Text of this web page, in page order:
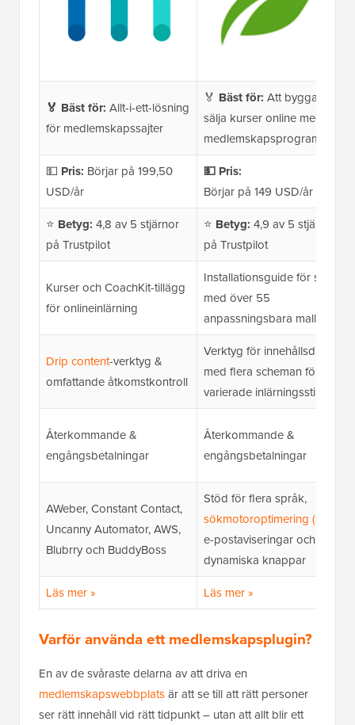
🏅 Bäst för: Allt-i-ett-lösning
för medlemskapssajter
🏅 Bäst för: Att bygga och
sälja kurser online med
medlemskapsprogram
💵 Pris: Börjar på 199,50
USD/år
💵 Pris:
Börjar på 149 USD/år
⭐ Betyg: 4,8 av 5 stjärnor
på Trustpilot
⭐ Betyg: 4,9 av 5 stjärnor
på Trustpilot
Kurser och CoachKit-tillägg
för onlineinlärning
Installationsguide för skolor
med över 55
anpassningsbara mallar
Drip content-verktyg &
omfattande åtkomstkontroll
Verktyg för innehållsdropp
med flera scheman för
varierade inlärningsstilar
Återkommande &
engångsbetalningar
Återkommande &
engångsbetalningar
AWeber, Constant Contact,
Uncanny Automator, AWS,
Blubrry och BuddyBoss
Stöd för flera språk,
sökmotoroptimering (SEO)
e-postaviseringar och
dynamiska knappar
Läs mer »
Läs mer »
Varför använda ett medlemskapsplugin?
En av de svåraste delarna av att driva en
medlemskapswebbplatsär att se till att rätt personer
ser rätt innehåll vid rätt tidpunkt – utan att allt blir ett